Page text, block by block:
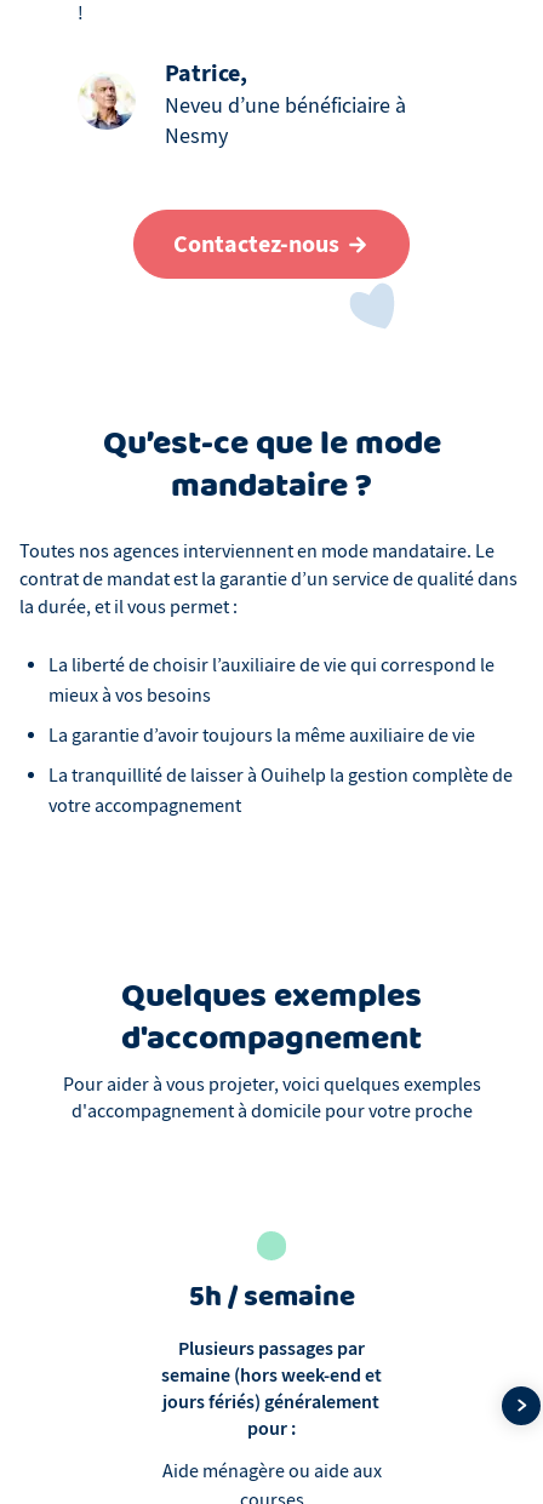
!
Patrice,
Neveu d’une bénéficiaire à
Nesmy
Contactez-nous
Qu’est-ce que le mode
mandataire ?
Toutes nos agences interviennent en mode mandataire. Le
contrat de mandat est la garantie d’un service de qualité dans
la durée, et il vous permet :
La liberté de choisir l’auxiliaire de vie qui correspond le
mieux à vos besoins
La garantie d’avoir toujours la même auxiliaire de vie
La tranquillité de laisser à Ouihelp la gestion complète de
votre accompagnement
Quelques exemples
d'accompagnement
Pour aider à vous projeter, voici quelques exemples
d'accompagnement à domicile pour votre proche
5h / semaine
Plusieurs passages par
semaine (hors week-end et
jours fériés) généralement
pour :
Aide ménagère ou aide aux